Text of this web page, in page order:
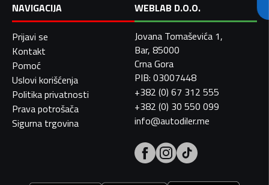
NAVIGACIJA
Prijavi se
Kontakt
Pomoć
Uslovi korišćenja
Politika privatnosti
Prava potrošača
Sigurna trgovina
WEBLAB D.O.O.
Jovana Tomaševića 1,
Bar, 85000
Crna Gora
PIB: 03007448
+382 (0) 67 312 555
+382 (0) 30 550 099
info@autodiler.me